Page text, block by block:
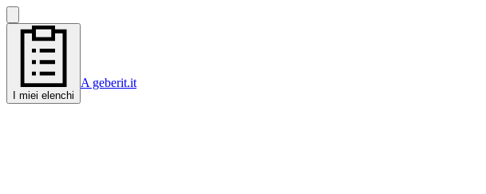
I miei elenchi
A geberit.it